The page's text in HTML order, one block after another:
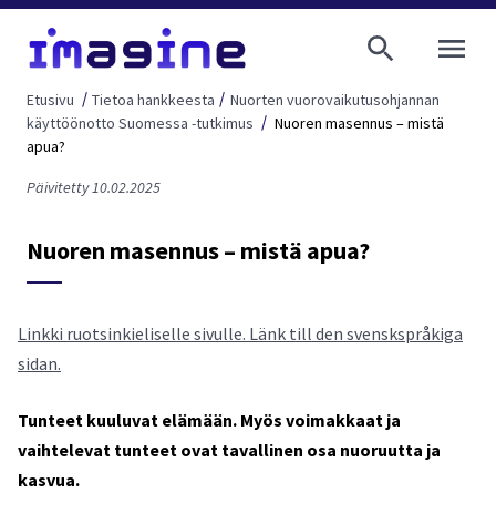
Etusivu
Tietoa hankkeesta
Nuorten vuorovaikutusohjannan
käyttöönotto Suomessa -tutkimus
Nuoren masennus – mistä
apua?
Päivitetty 10.02.2025
Nuoren masennus – mistä apua?
Linkki ruotsinkieliselle sivulle. Länk till den svenskspråkiga
sidan.
Tunteet kuuluvat elämään. Myös voimakkaat ja
vaihtelevat tunteet ovat tavallinen osa nuoruutta ja
kasvua.